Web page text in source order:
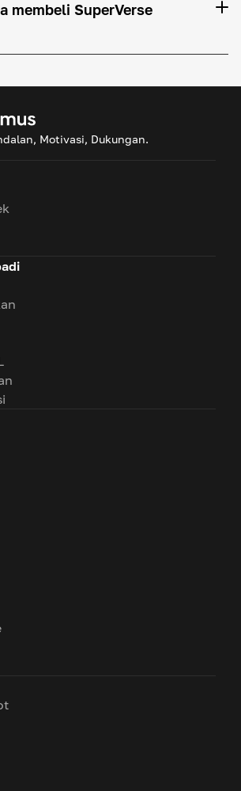
membeli SuperVerse
Motivasi, Dukungan.